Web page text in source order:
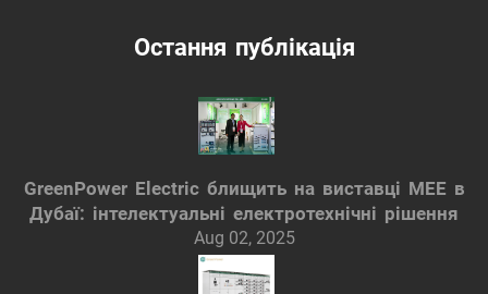
Остання публікація
GreenPower Electric блищить на виставці MEE в
Дубаї: інтелектуальні електротехнічні рішення
Aug 02, 2025